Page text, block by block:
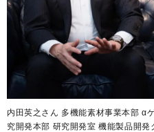
内田英之さん 多機能素材事業本部 α
究開発本部 研究開発室 機能製品開発